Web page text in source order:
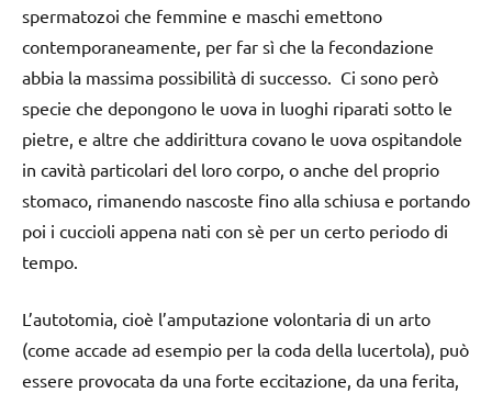
spermatozoi che femmine e maschi emettono
contemporaneamente, per far sì che la fecondazione
abbia la massima possibilità di successo. Ci sono però
specie che depongono le uova in luoghi riparati sotto le
pietre, e altre che addirittura covano le uova ospitandole
in cavità particolari del loro corpo, o anche del proprio
stomaco, rimanendo nascoste fino alla schiusa e portando
poi i cuccioli appena nati con sè per un certo periodo di
tempo.
L’autotomia, cioè l’amputazione volontaria di un arto
(come accade ad esempio per la coda della lucertola), può
essere provocata da una forte eccitazione, da una ferita,